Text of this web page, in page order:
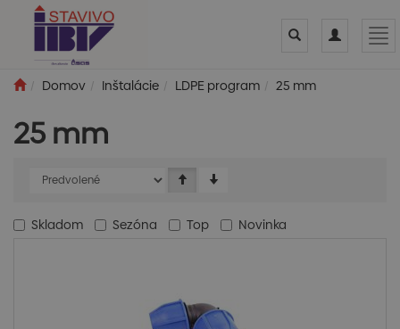
Toggle
Toggle
Domov
Inštalácie LDPE program 25 mm
25 mm
Skladom Sezóna Top Novinka